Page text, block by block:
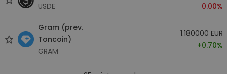
USDE
0.00%
Gram (prev.
Toncoin)
GRAM
1.180000 EUR
+0.70%